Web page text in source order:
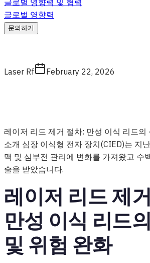
글로벌 영향력 및 협력
글로벌 영향력
문의하기
Laser Rf February 22, 2026
레이저 리드 제거 절차: 만성 이식 리드의
소개 심장 이식형 전자 장치(CIED)는 지
맥 및 심부전 관리에 변화를 가져왔고 수
술을 받았습니다.
레이저 리드 제
만성 이식 리드
및 위험 완화